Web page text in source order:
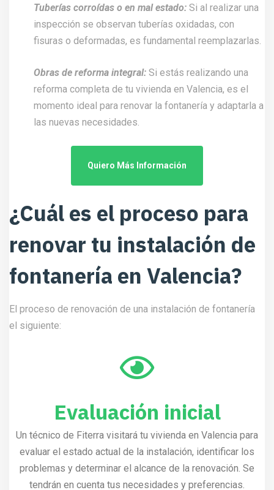
Tuberías corroídas o en mal estado: Si al realizar una
inspección se observan tuberías oxidadas, con
fisuras o deformadas, es fundamental reemplazarlas.
Obras de reforma integral: Si estás realizando una
reforma completa de tu vivienda en Valencia, es el
momento ideal para renovar la fontanería y adaptarla a
las nuevas necesidades.
Quiero Más Información
¿Cuál es el proceso para
renovar tu instalación de
fontanería en Valencia?
El proceso de renovación de una instalación de fontanería
el siguiente:
Evaluación inicial
Un técnico de Fiterra visitará tu vivienda en Valencia para
evaluar el estado actual de la instalación, identificar los
problemas y determinar el alcance de la renovación. Se
tendrán en cuenta tus necesidades y preferencias.